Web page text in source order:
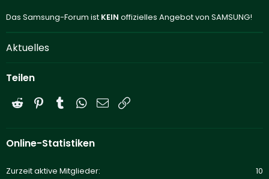
Das Samsung-Forum ist KEIN offizielles Angebot von SAMSUNG!
Aktuelles
Teilen
Reddit PinterestTumblrWhatsApp
E-Mail
Online-Statistiken
Zurzeit aktive Mitglieder 10